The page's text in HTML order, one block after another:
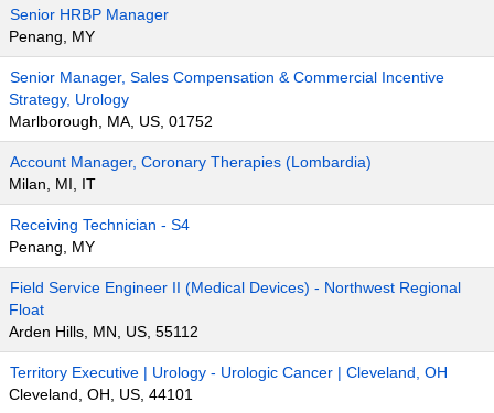
Senior HRBP Manager
Penang, MY
Senior Manager, Sales Compensation & Commercial Incentive
Strategy, Urology
Marlborough, MA, US, 01752
Account Manager, Coronary Therapies (Lombardia)
Milan, MI, IT
Receiving Technician - S4
Penang, MY
Field Service Engineer II (Medical Devices) - Northwest Regional
Float
Arden Hills, MN, US, 55112
Territory Executive | Urology - Urologic Cancer | Cleveland, OH
Cleveland, OH, US, 44101